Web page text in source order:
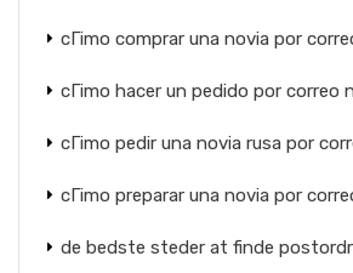
cГіmo comprar una novia por
cГіmo hacer un pedido por correo
cГіmo pedir una novia rusa por
cГіmo preparar una novia por
de bedste steder at finde